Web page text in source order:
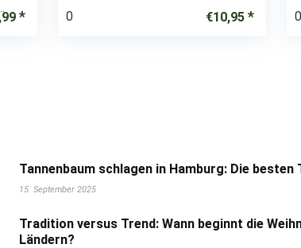
0 €10,95 0
Tannenbaum schlagen in Hamburg: Die besten
15. September 2025
Tradition versus Trend: Wann beginnt die
Ländern?